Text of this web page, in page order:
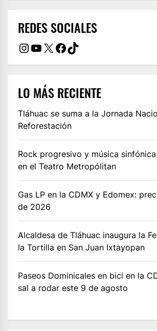
REDES SOCIALES
Instagram
YouTube
X Facebook
TikTok
LO MÁS RECIENTE
Tláhuac se suma a la Jornada
Reforestación
Rock progresivo y música
en el Teatro Metropólitan
Gas LP en la CDMX y Edomex:
de 2026
Alcaldesa de Tláhuac inaugura la
la Tortilla en San Juan Ixtayopan
Paseos Dominicales en bici en la
sal a rodar este 9 de agosto